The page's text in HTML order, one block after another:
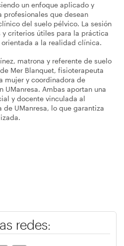
un enfoque aplicado y
profesionales que desean
del suelo pélvico. La sesión
criterios útiles para la práctica
a la realidad clínica.
matrona y referente de suelo
Mer Blanquet, fisioterapeuta
mujer y coordinadora de
UManresa. Ambas aportan una
y docente vinculada al
de UManresa, lo que garantiza
redes: